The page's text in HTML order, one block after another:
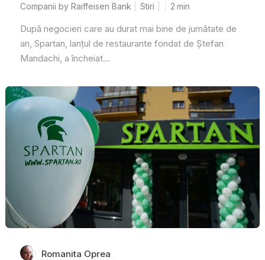
Companii by Raiffeisen Bank Stiri 2 min
După negocieri care au durat mai bine de jumătate de
an, Spartan, lanțul de restaurante fondat de Ștefan
Mandachi, a încheiat...
Romanita Oprea